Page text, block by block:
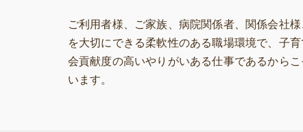
ご利用者様、ご家族、病院関係者、関係会社
を大切にできる柔軟性のある職場環境で、子
会貢献度の高いやりがいある仕事であるから
います。